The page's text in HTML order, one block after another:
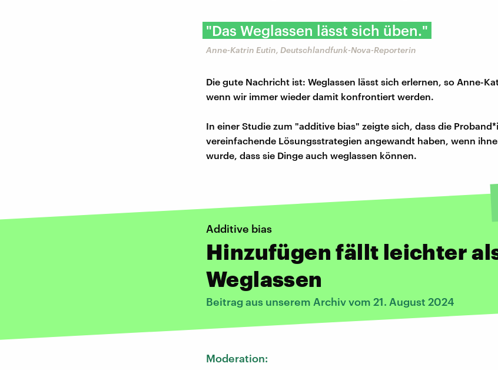
"Das Weglassen lässt sich üben."
Anne-Katrin Eutin, Deutschlandfunk-Nova-Reporterin
Die gute Nachricht ist: Weglassen lässt sich erlernen, so Anne-
wenn wir immer wieder damit konfrontiert werden.
In einer Studie zum "additive bias" zeigte sich, dass die
vereinfachende Lösungsstrategien angewandt haben, wenn
wurde, dass sie Dinge auch weglassen können.
Additive bias
Hinzufügen fällt leichter
Weglassen
Beitrag aus unserem Archiv vom 21. August 2024
Moderation: